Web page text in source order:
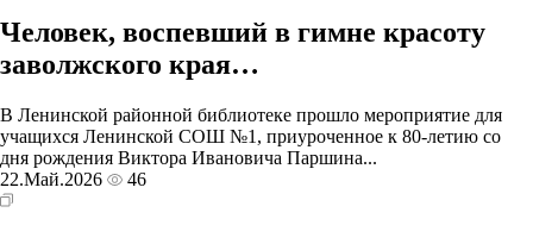
Человек, воспевший в гимне красоту
заволжского края…
В Ленинской районной библиотеке прошло мероприятие для
учащихся Ленинской СОШ №1, приуроченное к 80-летию со
дня рождения Виктора Ивановича Паршина...
22.Май.2026
46